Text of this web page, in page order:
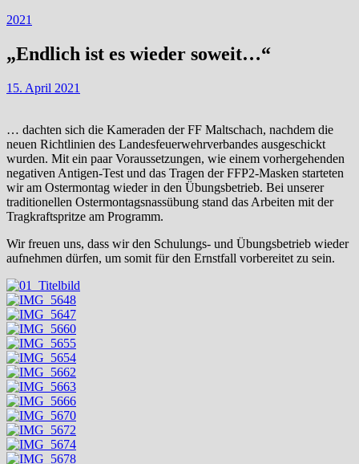
2021
„Endlich ist es wieder soweit…“
15. April 2021
… dachten sich die Kameraden der FF Maltschach, nachdem die
neuen Richtlinien des Landesfeuerwehrverbandes ausgeschickt
wurden. Mit ein paar Voraussetzungen, wie einem vorhergehenden
negativen Antigen-Test und das Tragen der FFP2-Masken starteten
wir am Ostermontag wieder in den Übungsbetrieb. Bei unserer
traditionellen Ostermontagsnassübung stand das Arbeiten mit der
Tragkraftspritze am Programm.
Wir freuen uns, dass wir den Schulungs- und Übungsbetrieb wieder
aufnehmen dürfen, um somit für den Ernstfall vorbereitet zu sein.